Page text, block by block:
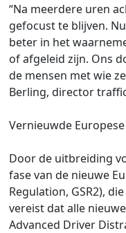
“Na meerdere uren
gefocust te blijven.
beter in het
of afgeleid zijn. Ons
de mensen met wie
Berling, director
Vernieuwde
Door de uitbreiding
fase van de nieuwe
Regulation, GSR2),
vereist dat alle
Advanced Driver